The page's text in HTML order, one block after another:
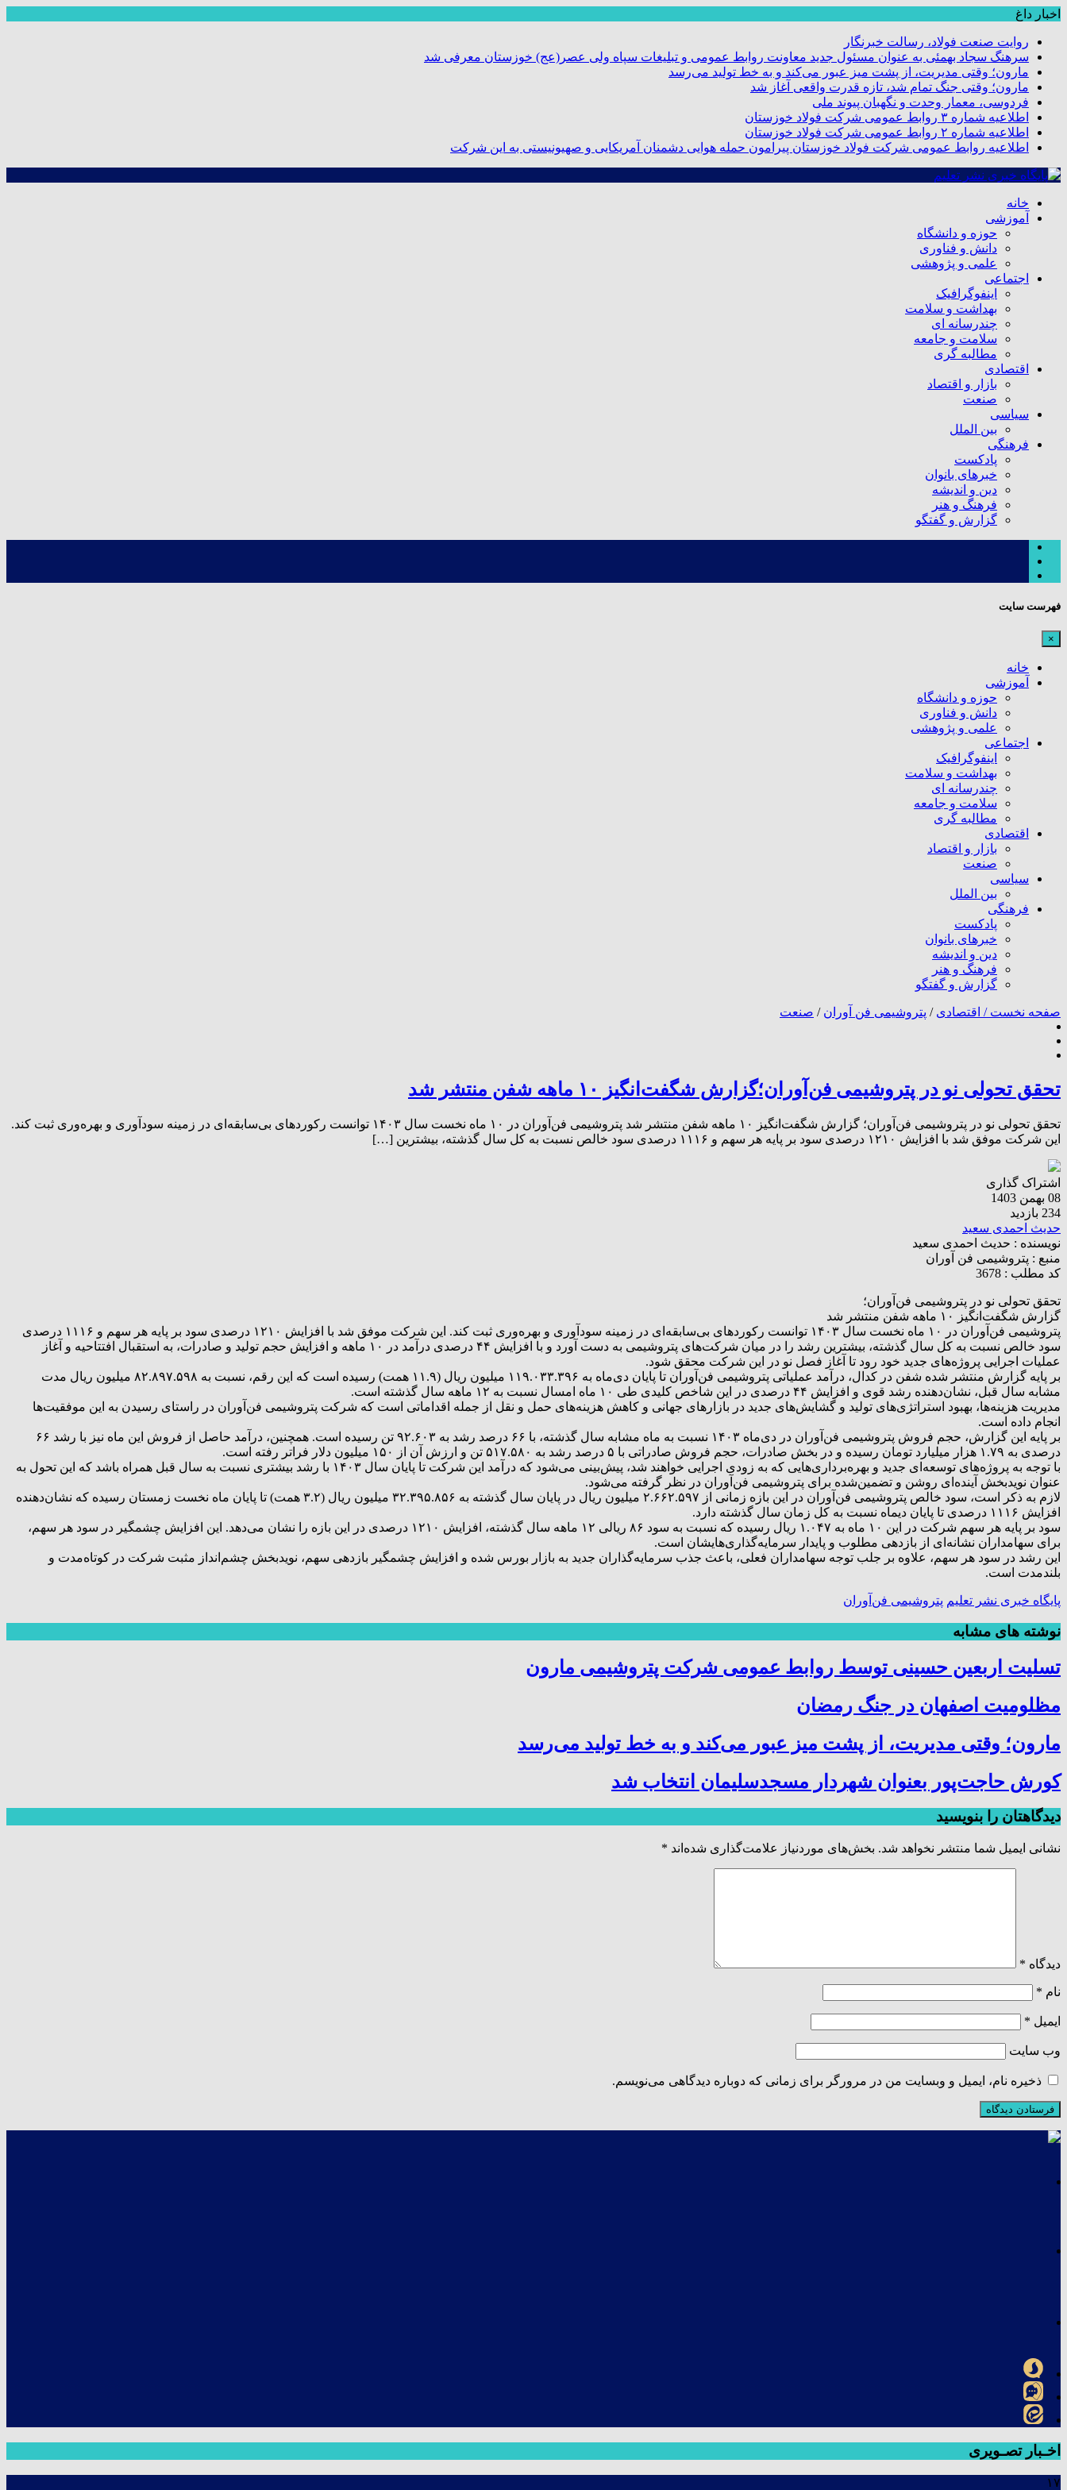
اخبار داغ
روایت صنعت فولاد،‌ رسالت خبرنگار
سرهنگ سجاد بهمئی به عنوان مسئول جدید معاونت روابط عمومی و تبلیغات سپاه ولی عصر(عج) خوزستان معرفی شد
مارون؛ وقتی مدیریت، از پشت میز عبور می‌کند و به خط تولید می‌رسد
مارون؛ وقتی جنگ تمام شد، تازه قدرت واقعی آغاز شد
فردوسی، معمار وحدت و نگهبان پیوند ملی
اطلاعیه شماره ۳ روابط عمومی شرکت فولاد خوزستان
اطلاعیه شماره ۲ روابط عمومی شرکت فولاد خوزستان
اطلاعیه روابط عمومی شرکت فولاد خوزستان پیرامون حمله هوایی دشمنان آمریکایی و صهیونیستی به این شرکت
خانه
آموزشی
حوزه و دانشگاه
دانش و فناوری
علمی و پژوهشی
اجتماعی
اینفوگرافیک
بهداشت و سلامت
چندرسانه ای
سلامت و جامعه
مطالبه گری
اقتصادی
بازار و اقتصاد
صنعت
سیاسی
بین الملل
فرهنگی
پادکست
خبرهای بانوان
دین و اندیشه
فرهنگ و هنر
گزارش و گفتگو
فهرست سایت
×
خانه
آموزشی
حوزه و دانشگاه
دانش و فناوری
علمی و پژوهشی
اجتماعی
اینفوگرافیک
بهداشت و سلامت
چندرسانه ای
سلامت و جامعه
مطالبه گری
اقتصادی
بازار و اقتصاد
صنعت
سیاسی
بین الملل
فرهنگی
پادکست
خبرهای بانوان
دین و اندیشه
فرهنگ و هنر
گزارش و گفتگو
صفحه نخست / اقتصادی / پتروشیمی فن آوران / صنعت
تحقق تحولی نو در پتروشیمی فن‌آوران؛گزارش شگفت‌انگیز ۱۰ ماهه شفن منتشر شد
تحقق تحولی نو در پتروشیمی فن‌آوران؛ گزارش شگفت‌انگیز ۱۰ ماهه شفن منتشر شد پتروشیمی فن‌آوران در ۱۰ ماه نخست سال ۱۴۰۳ توانست رکوردهای بی‌سابقه‌ای در زمینه سودآوری و بهره‌وری ثبت کند.
این شرکت موفق شد با افزایش ۱۲۱۰ درصدی سود بر پایه هر سهم و ۱۱۱۶ درصدی سود خالص نسبت به کل سال گذشته، بیشترین […]
اشتراک گذاری
08 بهمن 1403
234 بازدید
حدیث احمدی سعید
نویسنده : حدیث احمدی سعید
منبع : پتروشیمی فن آوران
کد مطلب : 3678
تحقق تحولی نو در پتروشیمی فن‌آوران؛
گزارش شگفت‌انگیز ۱۰ ماهه شفن منتشر شد
پتروشیمی فن‌آوران در ۱۰ ماه نخست سال ۱۴۰۳ توانست رکوردهای بی‌سابقه‌ای در زمینه سودآوری و بهره‌وری ثبت کند. این شرکت موفق شد با افزایش ۱۲۱۰ درصدی سود بر پایه هر سهم و ۱۱۱۶ درصدی
سود خالص نسبت به کل سال گذشته، بیشترین رشد را در میان شرکت‌های پتروشیمی به دست آورد و با افزایش ۴۴ درصدی درآمد در ۱۰ ماهه و افزایش حجم تولید و صادرات، به استقبال افتتاحیه و آغاز
عملیات اجرایی پروژه‌های جدید خود رود تا آغاز فصل نو در این شرکت محقق شود.
بر پایه گزارش منتشر شده شفن در کدال، درآمد عملیاتی پتروشیمی فن‌آوران تا پایان دی‌ماه به ۱۱۹.۰۳۳.۳۹۶ میلیون ریال (۱۱.۹ همت) رسیده است که این رقم، نسبت به ۸۲.۸۹۷.۵۹۸ میلیون ریال مدت
مشابه سال قبل، نشان‌دهنده رشد قوی و افزایش ۴۴ درصدی در این شاخص کلیدی طی ۱۰ ماه امسال نسبت به ۱۲ ماهه سال گذشته است.
مدیریت هزینه‌ها، بهبود استراتژی‌های تولید و گشایش‌های جدید در بازارهای جهانی و کاهش هزینه‌های حمل و نقل از جمله اقداماتی است که شرکت پتروشیمی فن‌آوران در راستای رسیدن به این موفقیت‌ها
انجام داده است.
بر پایه این گزارش، حجم فروش پتروشیمی فن‌آوران در دی‌ماه ۱۴۰۳ نسبت به ماه مشابه سال گذشته، با ۶۶ درصد رشد به ۹۲.۶۰۳ تن رسیده است. همچنین، درآمد حاصل از فروش این ماه نیز با رشد ۶۶
درصدی به ۱.۷۹ هزار میلیارد تومان رسیده و در بخش صادرات، حجم فروش صادراتی با ۵ درصد رشد به ۵۱۷.۵۸۰ تن و ارزش آن از ۱۵۰ میلیون دلار فراتر رفته است.
با توجه به پروژه‌های توسعه‌ای جدید و بهره‌برداری‌هایی که به زودی اجرایی خواهند شد، پیش‌بینی می‌شود که درآمد این شرکت تا پایان سال ۱۴۰۳ با رشد بیشتری نسبت به سال قبل همراه باشد که این تحول به
عنوان نویدبخش آینده‌ای روشن و تضمین‌شده برای پتروشیمی فن‌آوران در نظر گرفته می‌شود.
لازم به ذکر است، سود خالص پتروشیمی فن‌آوران در این بازه زمانی از ۲.۶۶۲.۵۹۷ میلیون ریال در پایان سال گذشته به ۳۲.۳۹۵.۸۵۶ میلیون ریال (۳.۲ همت) تا پایان ماه نخست زمستان رسیده که نشان‌دهنده
افزایش ۱۱۱۶ درصدی تا پایان دیماه نسبت به کل زمان سال گذشته دارد.
سود بر پایه هر سهم شرکت در این ۱۰ ماه به ۱.۰۴۷ ریال رسیده که نسبت به سود ۸۶ ریالی ۱۲ ماهه سال گذشته، افزایش ۱۲۱۰ درصدی در این بازه را نشان می‌دهد. این افزایش چشمگیر در سود هر سهم،
برای سهامداران نشانه‌ای از بازدهی مطلوب و پایدار سرمایه‌گذاری‌هایشان است.
این رشد در سود هر سهم، علاوه بر جلب توجه سهامداران فعلی، باعث جذب سرمایه‌گذاران جدید به بازار بورس شده و افزایش چشمگیر بازدهی سهم، نویدبخش چشم‌انداز مثبت شرکت در کوتاه‌مدت و
بلندمدت است.
پایگاه خبری نشر تعلیم پتروشیمی فن‌آوران
نوشته های مشابه
تسلیت اربعین حسینی توسط روابط عمومی شرکت پتروشیمی مارون
مظلومیت اصفهان در جنگ رمضان
مارون؛ وقتی مدیریت، از پشت میز عبور می‌کند و به خط تولید می‌رسد
کورش حاجت‌پور بعنوان شهردار مسجدسلیمان انتخاب شد
دیدگاهتان را بنویسید
نشانی ایمیل شما منتشر نخواهد شد. بخش‌های موردنیاز علامت‌گذاری شده‌اند *
دیدگاه *
نام *
ایمیل *
وب‌ سایت
ذخیره نام، ایمیل و وبسایت من در مرورگر برای زمانی که دوباره دیدگاهی می‌نویسم.
اخـبار تصـویری
۱۷